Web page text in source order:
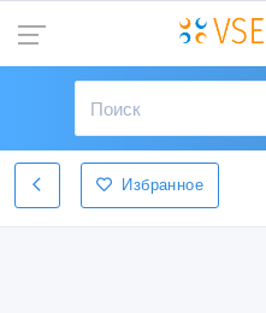
Избранное